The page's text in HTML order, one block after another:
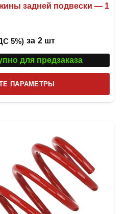
задней подвески — 1
5%) за 2 шт
для предзаказа
ПАРАМЕТРЫ
товар